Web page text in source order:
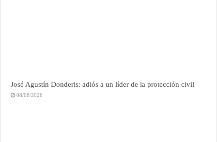
José Agustín Donderis: adiós a un líder de la protección civil
08/08/2026